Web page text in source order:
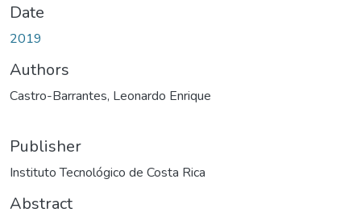
Date
2019
Authors
Castro-Barrantes, Leonardo Enrique
Publisher
Instituto Tecnológico de Costa Rica
Abstract